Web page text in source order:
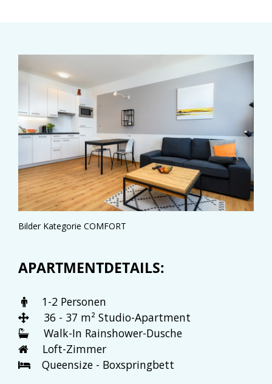
Bilder Kategorie COMFORT
APARTMENTDETAILS:
1-2 Personen
36 - 37 m² Studio-Apartment
Walk-In Rainshower-Dusche
Loft-Zimmer
Queensize - Boxspringbett